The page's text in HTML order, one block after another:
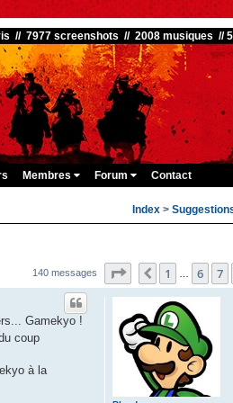
// 7977 screenshots // 2008 musiques //
Membres Forum Contact
Index >
140 messages Page 10 sur 10
Précédente
1 6 7
Gamekyo !
coup
à la